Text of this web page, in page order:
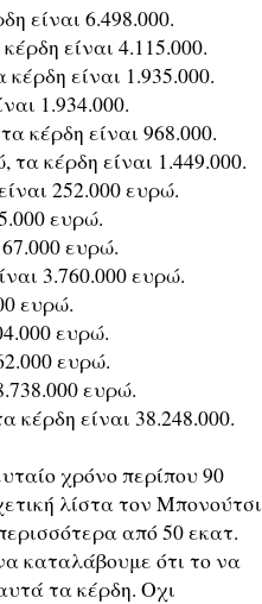
είναι 6.498.000.
είναι 4.115.000.
είναι 1.935.000.
1.934.000.
κέρδη είναι 968.000.
κέρδη είναι 1.449.000.
252.000 ευρώ.
ευρώ.
ευρώ.
3.760.000 ευρώ.
ευρώ.
ευρώ.
ευρώ.
ευρώ.
κέρδη είναι 38.248.000.
χρόνο περίπου 90
λίστα τον Μπονούτσι
από 50 εκατ.
καταλάβουμε ότι το να
τα κέρδη. Οχι